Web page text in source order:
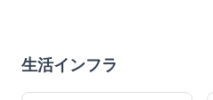
生活インフラ